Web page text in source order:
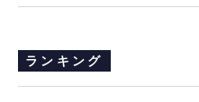
ランキング